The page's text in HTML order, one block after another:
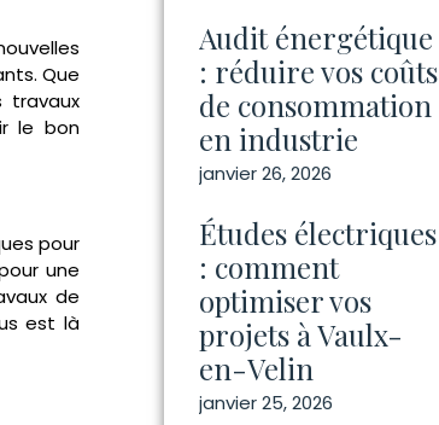
Que
travaux
le bon
pour
une
de
est là
Audit énergétique
: réduire vos coûts
de consommation
en industrie
janvier 26, 2026
Études électriques
: comment
optimiser vos
projets à Vaulx-
en-Velin
janvier 25, 2026